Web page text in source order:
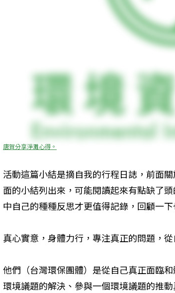
唐賀分享淨灘心得。
活動這篇小結是摘自我的行程日誌，前面
面的小結列出來，可能閱讀起來有點缺了
中自己的種種反思才更值得記錄，回顧一
真心實意，身體力行，專注真正的問題，
他們（台灣環保團體）是從自己真正面臨
環境議題的解決、參與一個環境議題的推